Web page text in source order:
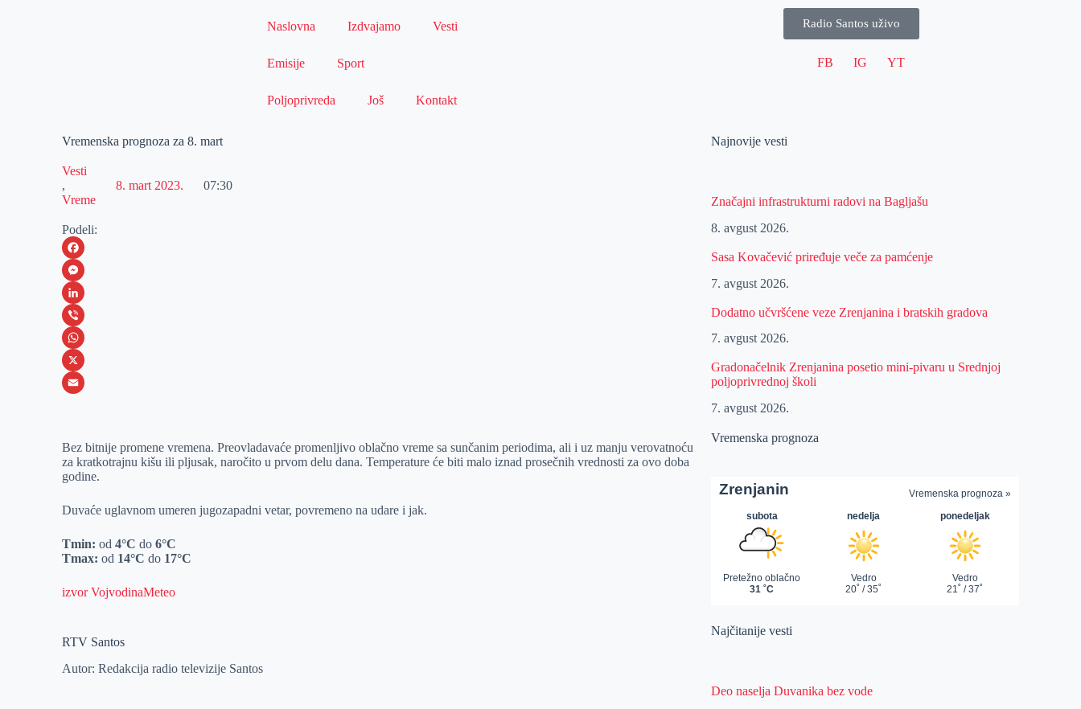
Naslovna Izdvajamo Vesti
Emisije Sport
Poljoprivreda Još Kontakt
Radio Santos uživo
FB IG YT
Vremenska prognoza za 8. mart
Vesti
,
Vreme
8. mart 2023. 07:30
Podeli:
F
a
c
e
b
o
M
e
s
s
e
e
r
L
i
n
k
I
n
V
i
b
W
h
s
A
p
X
a
i
Bez bitnije promene vremena. Preovladavaće promenljivo oblačno vreme sa sunčanim periodima, ali i uz manju verovatnoću
za kratkotrajnu kišu ili pljusak, naročito u prvom delu dana. Temperature će biti malo iznad prosečnih vrednosti za ovo doba
godine.
Duvaće uglavnom umeren jugozapadni vetar, povremeno na udare i jak.
Tmin: od 4°C do6°C
Tmax:od 14°C do 17°C
izvor VojvodinaMeteo
RTV Santos
Autor: Redakcija radio televizije Santos
Najnovije vesti
Značajni infrastrukturni radovi na Bagljašu
8. avgust 2026.
Sasa Kovačević priređuje veče za pamćenje
7. avgust 2026.
Dodatno učvršćene veze Zrenjanina i bratskih gradova
7. avgust 2026.
Gradonačelnik Zrenjanina posetio mini-pivaru u Srednjoj
poljoprivrednoj školi
7. avgust 2026.
Vremenska prognoza
Najčitanije vesti
Deo naselja Duvanika bez vode